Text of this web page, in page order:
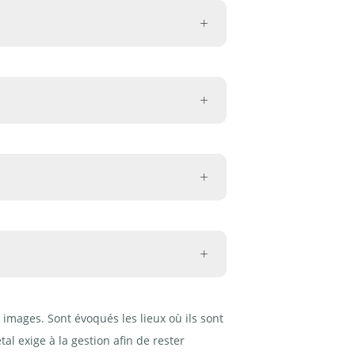
et pâturage à joncs
Sont évoqués les lieux où ils sont
exige à la gestion afin de rester